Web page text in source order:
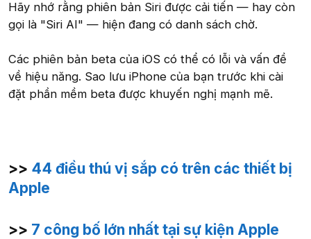
Hãy nhớ rằng phiên bản Siri được cải tiến — hay còn
gọi là "Siri AI" — hiện đang có danh sách chờ.
Các phiên bản beta của iOS có thể có lỗi và vấn đề
về hiệu năng. Sao lưu iPhone của bạn trước khi cài
đặt phần mềm beta được khuyến nghị mạnh mẽ.
>> 44 điều thú vị sắp có trên các thiết bị
Apple
>> 7 công bố lớn nhất tại sự kiện Apple